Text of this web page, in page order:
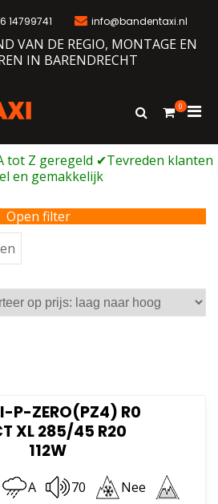
14799741 info@bandentaxi.nl
VAN DE REGIO, MONTAGE EN
IN BARENDRECHT
Bandengarage met eigen webshop
Toon
0
voor
Open filter
op
prijs:
laag
P-ZERO(PZ4) R0
XL 285/45 R20
112W
A 70
Nee